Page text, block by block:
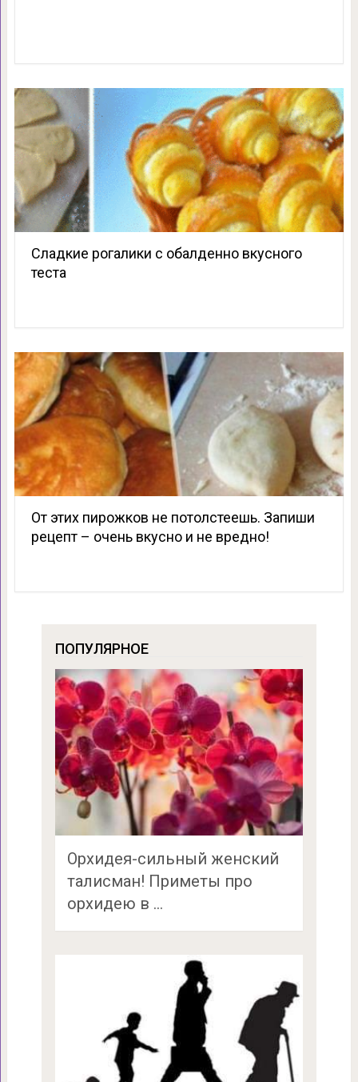
Сладкие рогалики с обалденно вкусного
теста
От этих пирожков не потолстеешь. Запиши
рецепт – очень вкусно и не вредно!
ПОПУЛЯРНОЕ
Орхидея-сильный женский
талисман! Приметы про
орхидею в …